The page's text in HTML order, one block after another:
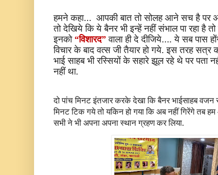
हमने कहा… आपकी बात तो सोलह आने सच है पर आप
तो देखिये कि ये बैनर भी इन्हें नहीं संभाल पा रहा है
इनको “विशारद” वाला ही दे दीजिये…. ये सब पास
विचार के बाद वत्स जी तैयार हो गये. इस तरह
भाई साहब भी रस्सियों के सहारे झूल रहे थे पर पता
नहीं था.
दो पांच मिनट इंतजार करके देखा कि बैनर भाईसाहब वजन
मिनट टिक गये तो यकिन हो गया कि अब नहीं गिरेंगे तब हम
सभी ने भी अपना अपना स्थान ग्रहण कर लिया.